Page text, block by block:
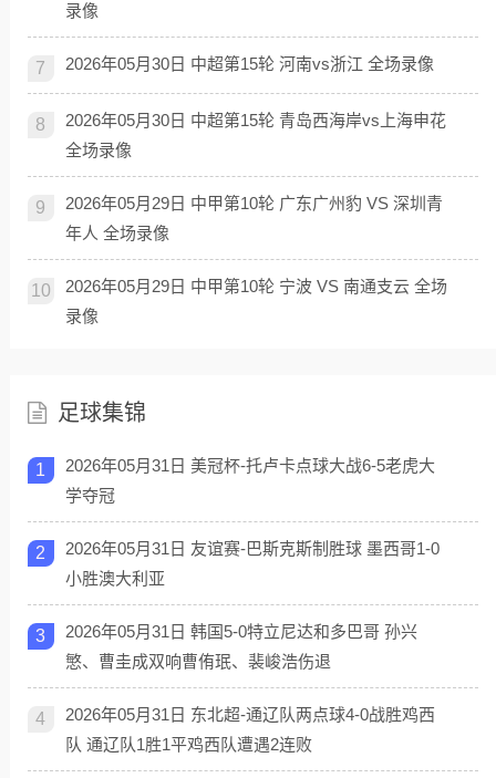
录像
7 2026年05月30日 中超第15轮 河南vs浙江 全场录像
8
2026年05月30日 中超第15轮 青岛西海岸vs上海申花
全场录像
9
2026年05月29日 中甲第10轮 广东广州豹 VS 深圳青
年人 全场录像
10
2026年05月29日 中甲第10轮 宁波 VS 南通支云 全场
录像
足球集锦
1
2026年05月31日 美冠杯-托卢卡点球大战6-5老虎大
学夺冠
2
2026年05月31日 友谊赛-巴斯克斯制胜球 墨西哥1-0
小胜澳大利亚
3
2026年05月31日 韩国5-0特立尼达和多巴哥 孙兴
慜、曹圭成双响曹侑珉、裴峻浩伤退
4
2026年05月31日 东北超-通辽队两点球4-0战胜鸡西
队 通辽队1胜1平鸡西队遭遇2连败